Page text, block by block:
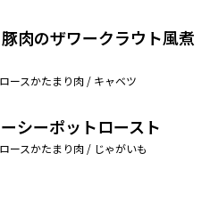
肉のザワークラウト風煮
ースかたまり肉 / キャベツ
シーポットロースト
ースかたまり肉 / じゃがいも